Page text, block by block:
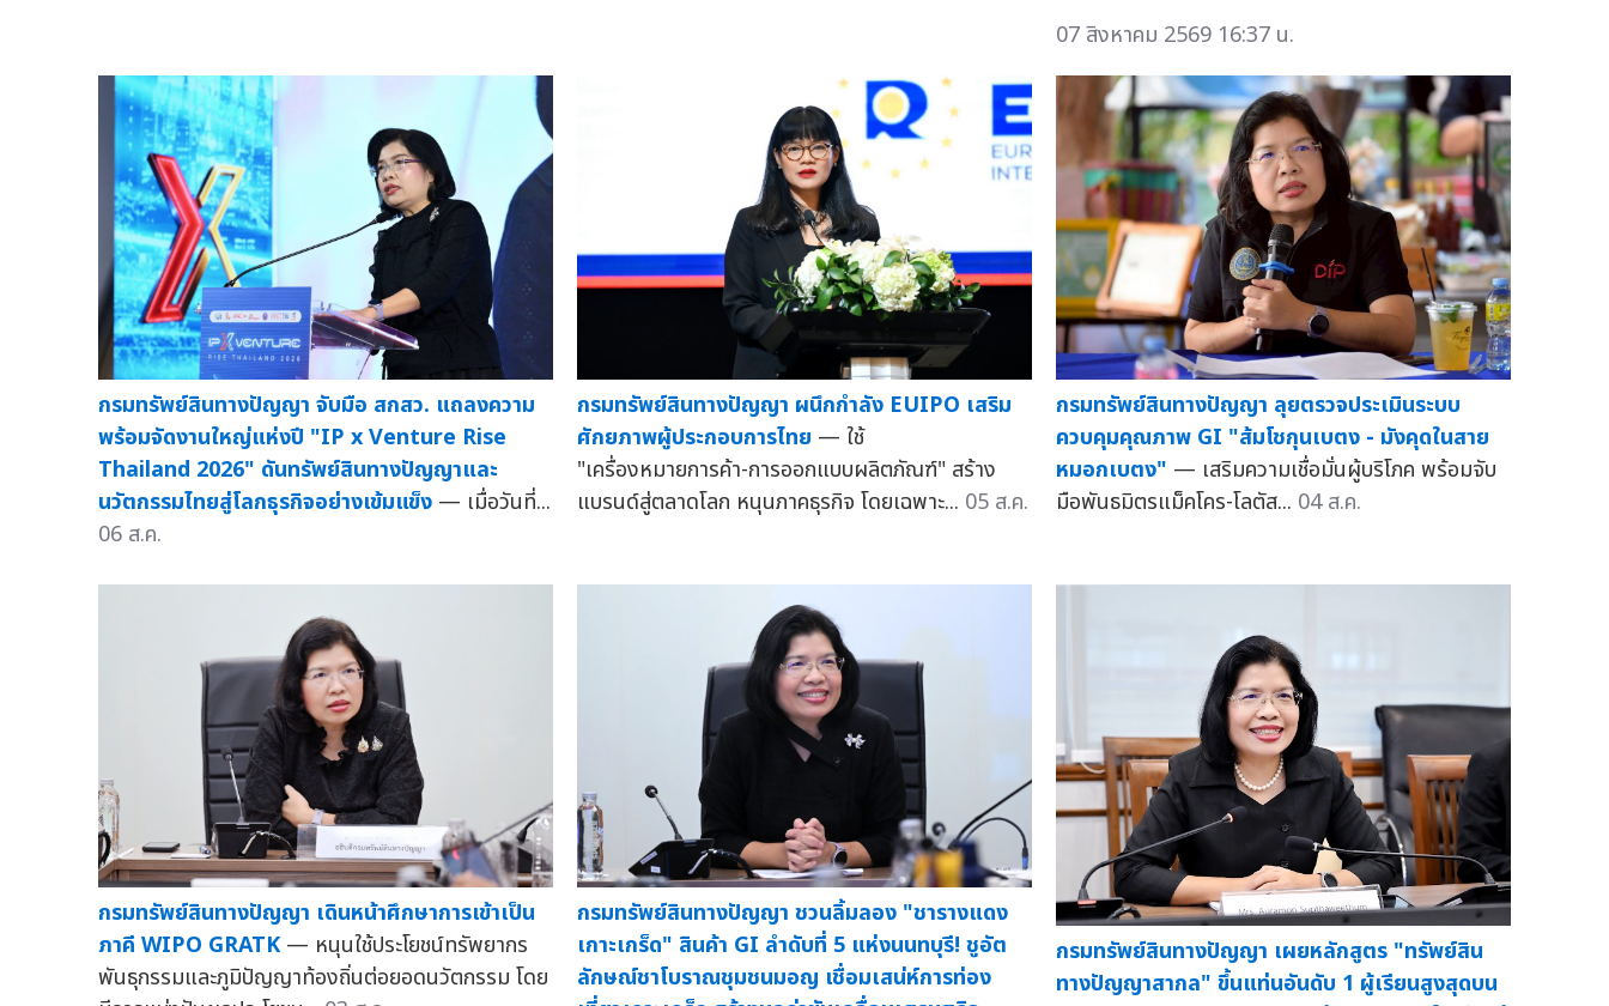
07 สิงหาคม 2569 16:37 น.
กรมทรัพย์สินทางปัญญา จับมือ สกสว. แถลงความ
พร้อมจัดงานใหญ่แห่งปี "IP x Venture Rise
Thailand 2026" ดันทรัพย์สินทางปัญญาและ
นวัตกรรมไทยสู่โลกธุรกิจอย่างเข้มแข็ง — เมื่อวันที่...
06 ส.ค.
กรมทรัพย์สินทางปัญญา ผนึกกำลัง EUIPO เสริม
ศักยภาพผู้ประกอบการไทย — ใช้
"เครื่องหมายการค้า-การออกแบบผลิตภัณฑ์" สร้าง
แบรนด์สู่ตลาดโลก หนุนภาคธุรกิจ โดยเฉพาะ... 05 ส.ค.
กรมทรัพย์สินทางปัญญา ลุยตรวจประเมินระบบ
ควบคุมคุณภาพ GI "ส้มโชกุนเบตง - มังคุดในสาย
หมอกเบตง" — เสริมความเชื่อมั่นผู้บริโภค พร้อมจับ
มือพันธมิตรแม็คโคร-โลตัส... 04 ส.ค.
กรมทรัพย์สินทางปัญญา เดินหน้าศึกษาการเข้าเป็น
ภาคี WIPO GRATK — หนุนใช้ประโยชน์ทรัพยากร
พันธุกรรมและภูมิปัญญาท้องถิ่นต่อยอดนวัตกรรม โดย
กรมทรัพย์สินทางปัญญา ชวนลิ้มลอง "ชารางแดง
เกาะเกร็ด" สินค้า GI ลำดับที่ 5 แห่งนนทบุรี! ชูอัต
ลักษณ์ชาโบราณชุมชนมอญ เชื่อมเสน่ห์การท่อง
กรมทรัพย์สินทางปัญญา เผยหลักสูตร "ทรัพย์สิน
ทางปัญญาสากล" ขึ้นแท่นอันดับ 1 ผู้เรียนสูงสุดบน